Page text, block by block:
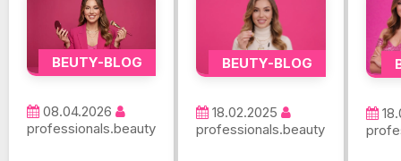
BEUTY-BLOG
08.04.2026
professionals.beauty
BEUTY-BLOG
18.02.2025
professionals.beauty